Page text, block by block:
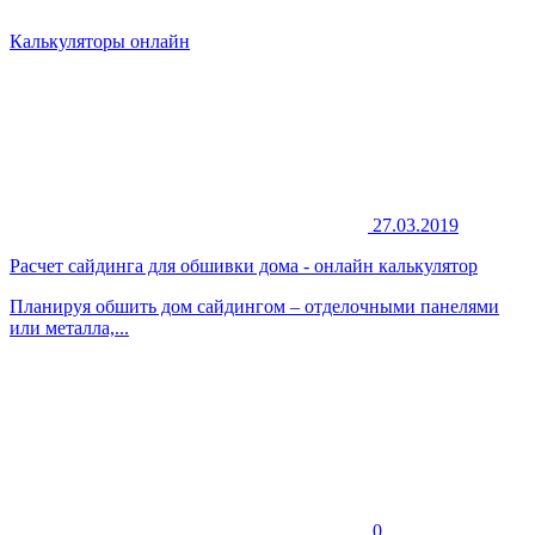
Калькуляторы онлайн
27.03.2019
Расчет сайдинга для обшивки дома - онлайн калькулятор
Планируя обшить дом сайдингом – отделочными панелями
или металла,...